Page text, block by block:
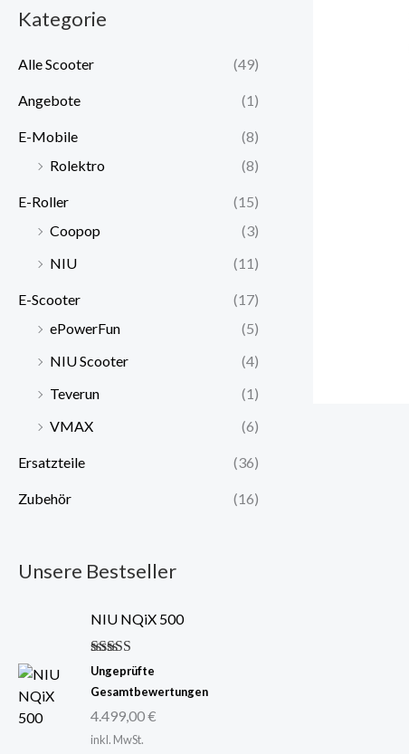
Kategorie
Alle Scooter (49)
Angebote (1)
E-Mobile
(8)
Rolektro
(8)
E-Roller
(15)
Coopop
(3)
NIU
(11)
E-Scooter
(17)
ePowerFun
(5)
NIU Scooter
(4)
Teverun
(1)
VMAX
(6)
Ersatzteile (36)
Zubehör (16)
Unsere Bestseller
NIU NQiX 500
Bewertet mit
5.00
von 5
Ungeprüfte
Gesamtbewertungen
4.499,00€
inkl. MwSt.